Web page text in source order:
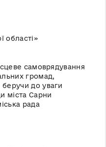
області»
самоврядування
громад,
беручи до уваги
міста Сарни
рада